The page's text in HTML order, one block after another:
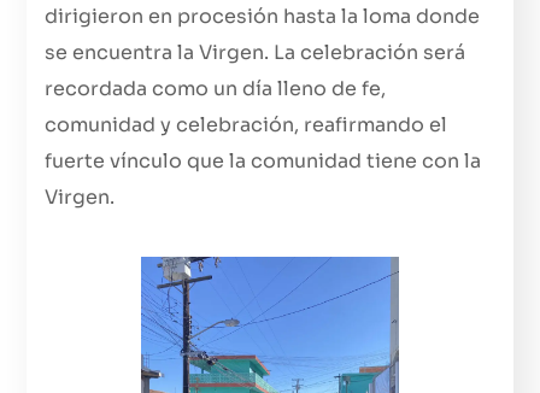
dirigieron en procesión hasta la loma donde
se encuentra la Virgen. La celebración será
recordada como un día lleno de fe,
comunidad y celebración, reafirmando el
fuerte vínculo que la comunidad tiene con la
Virgen.